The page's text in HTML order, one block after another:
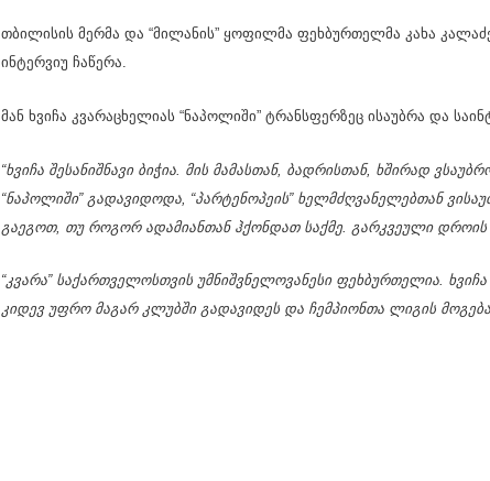
თბილისის მერმა და “მილანის” ყოფილმა ფეხბურთელმა კახა
ინტერვიუ ჩაწერა.
მან ხვიჩა კვარაცხელიას “ნაპოლიში” ტრანსფერზეც ისაუბრა და
“ხვიჩა შესანიშნავი ბიჭია. მის მამასთან, ბადრისთან, ხშირად
“ნაპოლიში” გადავიდოდა, “პარტენოპეის” ხელმძღვანელებთან
გაეგოთ, თუ როგორ ადამიანთან ჰქონდათ საქმე. გარკვეული
“კვარა” საქართველოსთვის უმნიშვნელოვანესი ფეხბურთელია.
კიდევ უფრო მაგარ კლუბში გადავიდეს და ჩემპიონთა ლიგის მოგება